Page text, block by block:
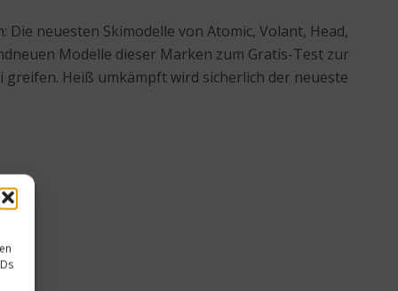
neuesten Skimodelle von Atomic, Volant, Head,
Modelle dieser Marken zum Gratis-Test zur
Heiß umkämpft wird sicherlich der neueste